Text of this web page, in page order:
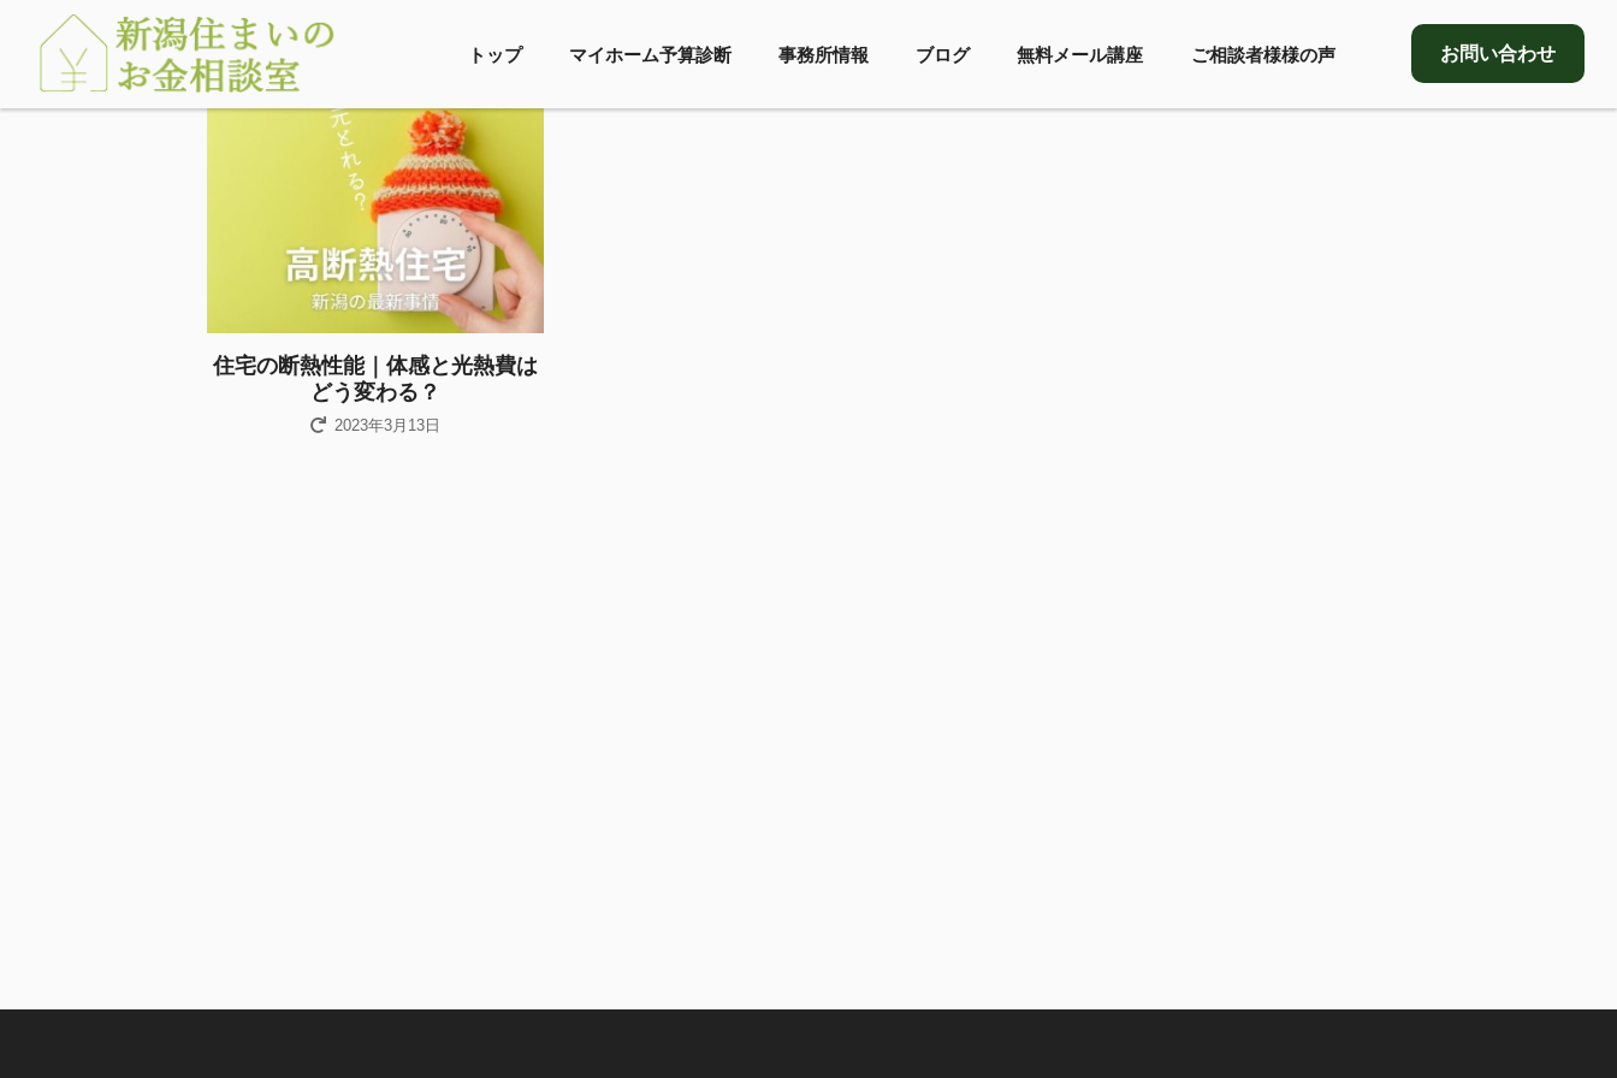
トップ マイホーム予算診断 事務所情報 ブログ 無料メール講座 ご相談者様様の声 お問い合わせ
住宅の断熱性能｜体感と光熱費は
どう変わる？
2023年3月13日